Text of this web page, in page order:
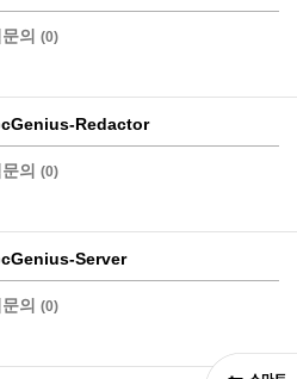
의 (0)
Redactor
의 (0)
Server
의 (0)